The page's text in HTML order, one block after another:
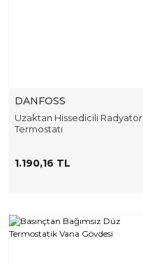
DANFOSS
Uzaktan Hissedicili Radyatör
Termostatı
1.190,16 TL